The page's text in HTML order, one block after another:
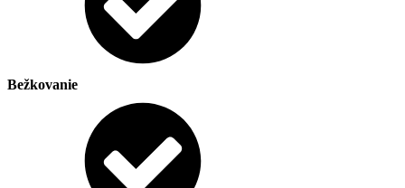
Bežkovanie